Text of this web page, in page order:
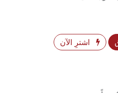
اشترِ الآن